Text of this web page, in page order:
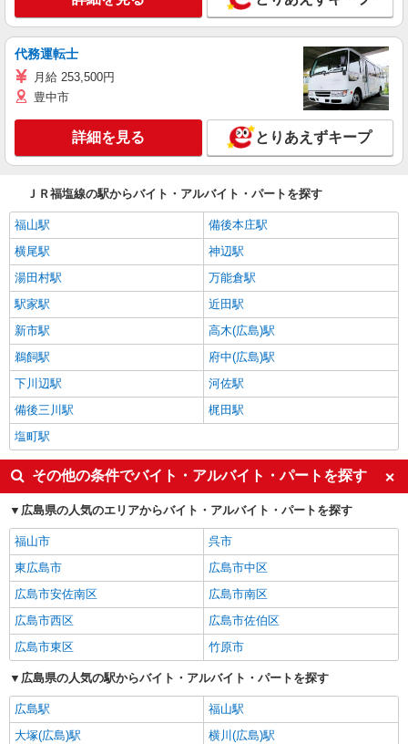
代務運転士
月給 253,500円
豊中市
詳細を見る とりあえずキープ
ＪＲ福塩線の駅からバイト・アルバイト・パートを探す
福山駅
備後本庄駅
横尾駅
神辺駅
湯田村駅
万能倉駅
駅家駅
近田駅
新市駅
高木(広島)駅
鵜飼駅
府中(広島)駅
下川辺駅
河佐駅
備後三川駅
梶田駅
塩町駅
その他の条件でバイト・アルバイト・パートを探す
広島県の人気のエリアからバイト・アルバイト・パートを探す
福山市
呉市
東広島市
広島市中区
広島市安佐南区
広島市南区
広島市西区
広島市佐伯区
広島市東区
竹原市
広島県の人気の駅からバイト・アルバイト・パートを探す
広島駅
福山駅
大塚(広島)駅
横川(広島)駅